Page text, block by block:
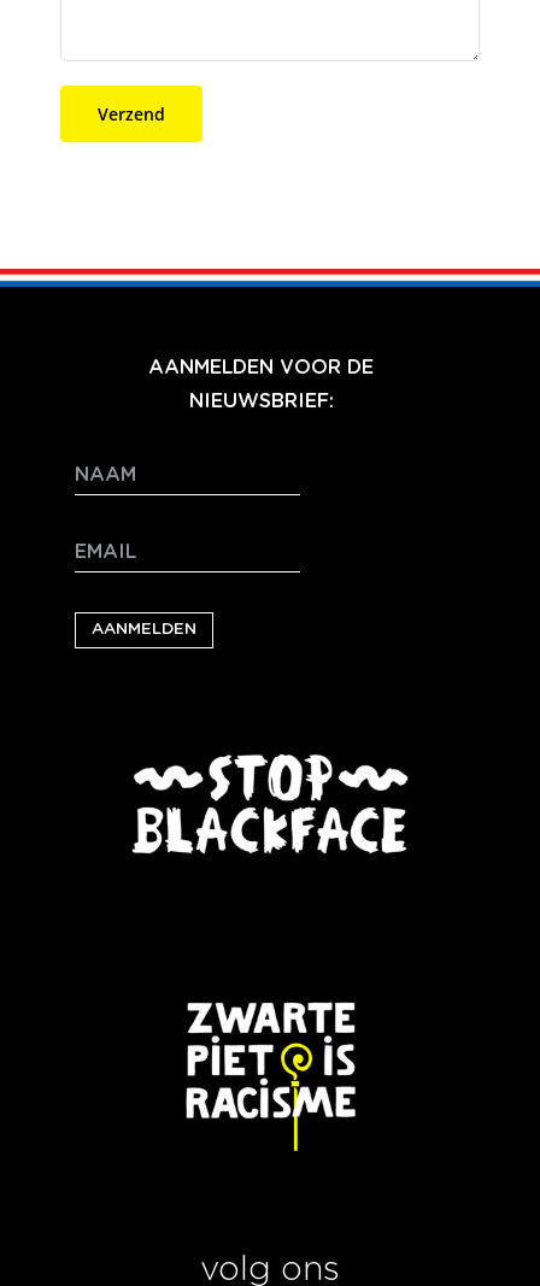
AANMELDEN VOOR DE
NIEUWSBRIEF:
volg ons